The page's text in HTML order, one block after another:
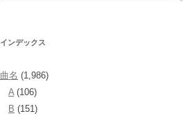
インデックス
曲名 (1,986)
A (106)
B (151)